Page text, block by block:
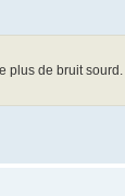
plus de bruit sourd.